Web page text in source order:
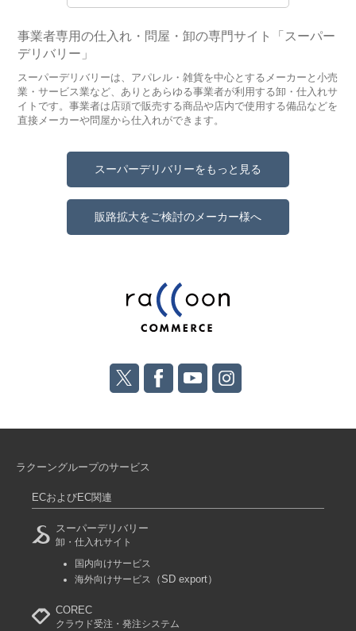
事業者専用の仕入れ・問屋・卸の専門サイト「スーパー
デリバリー」
スーパーデリバリーは、アパレル・雑貨を中心とするメーカーと小売
業・サービス業など、ありとあらゆる事業者が利用する卸・仕入れサ
イトです。事業者は店頭で販売する商品や店内で使用する備品などを
直接メーカーや問屋から仕入れができます。
スーパーデリバリーをもっと見る
販路拡大をご検討のメーカー様へ
ラクーングループのサービス
ECおよびEC関連
スーパーデリバリー
卸・仕入れサイト
国内向けサービス
海外向けサービス
（SD export）
COREC
クラウド受注・発注システム